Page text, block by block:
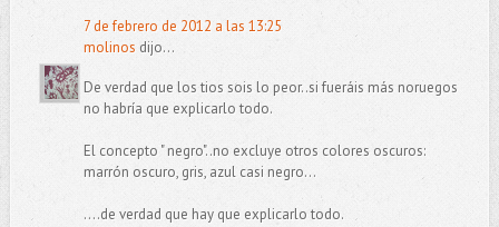
7 de febrero de 2012 a las 13:25
molinos dijo...
De verdad que los tios sois lo peor..si fueráis más noruegos
no habría que explicarlo todo.
El concepto " negro"..no excluye otros colores oscuros:
marrón oscuro, gris, azul casi negro...
....de verdad que hay que explicarlo todo.